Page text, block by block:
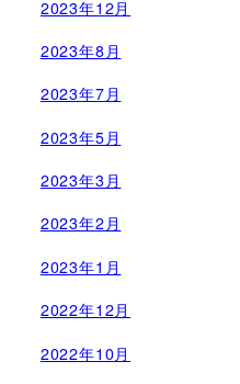
2023年12月
2023年8月
2023年7月
2023年5月
2023年3月
2023年2月
2023年1月
2022年12月
2022年10月